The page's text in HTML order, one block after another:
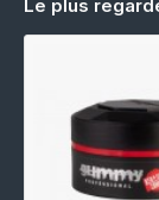
Le plus